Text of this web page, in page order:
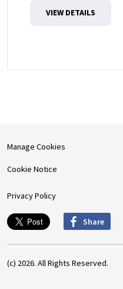
VIEW DETAILS
Manage Cookies
Cookie Notice
Privacy Policy
Share
(c) 2026. All Rights Reserved.